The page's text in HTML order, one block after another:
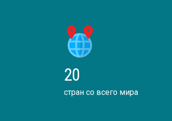
20
стран со всего мира